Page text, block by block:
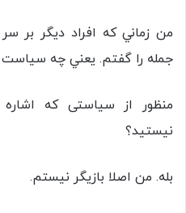
من زماني كه افراد ديگر بر
جمله را گفتم. يعني چه سياست
منظور از سياستی كه
نيستيد؟
بله. من اصلا بازيگر نيستم.